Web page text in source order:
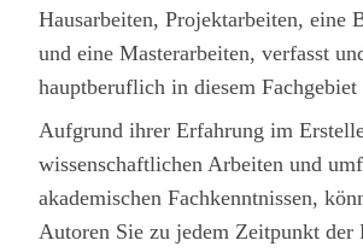
Hausarbeiten, Projektarbeiten, eine
und eine Masterarbeiten, verfasst
hauptberuflich in diesem Fachgebiet
Aufgrund ihrer Erfahrung im
wissenschaftlichen Arbeiten und
akademischen Fachkenntnissen,
Autoren Sie zu jedem Zeitpunkt der